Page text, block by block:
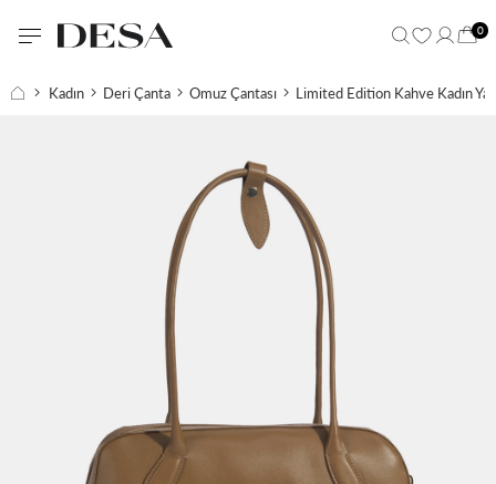
0
Kadın Deri Çanta Omuz Çantası